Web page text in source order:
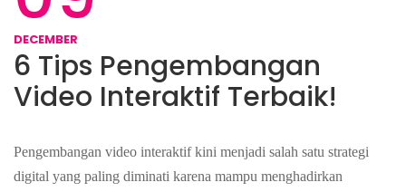
DECEMBER
6 Tips Pengembangan
Video Interaktif Terbaik!
Pengembangan video interaktif kini menjadi salah satu strategi
digital yang paling diminati karena mampu menghadirkan